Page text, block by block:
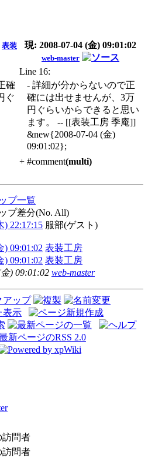
表装
現: 2008-07-04 (金) 09:01:02
web-master
Line 16:
確
ぐ
- 詳細が分からないので正
確には出せませんが、3万
円ぐらいからできると思い
ます。 -- [[表装工房 季庵]]
&new{2008-07-04 (金)
09:01:02};
+ #comment(multi)
プ一覧
プ差分(No. All)
) 22:17:15 服部(ゲスト)
) 09:01:02 表装工房
) 09:01:02 表装工房
) 09:01:02 web-master
訪問者
訪問者